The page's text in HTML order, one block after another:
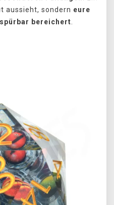
aussieht, sondern eure
bereichert